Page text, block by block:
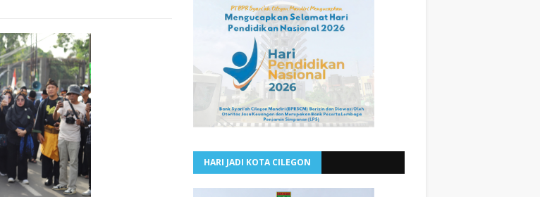
HARI JADI KOTA CILEGON